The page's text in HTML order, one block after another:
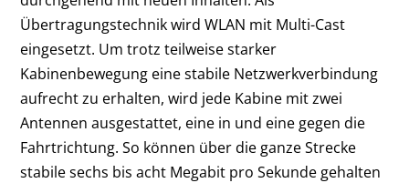
Übertragungstechnik wird WLAN mit Multi-Cast
eingesetzt. Um trotz teilweise starker
Kabinenbewegung eine stabile Netzwerkverbindung
aufrecht zu erhalten, wird jede Kabine mit zwei
Antennen ausgestattet, eine in und eine gegen die
Fahrtrichtung. So können über die ganze Strecke
stabile sechs bis acht Megabit pro Sekunde gehalten